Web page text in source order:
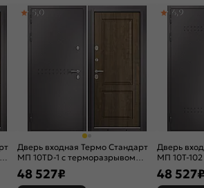
2
Дверь входная Термо Стандарт
МП 10TD-1 с терморазрывом
Шоколад букле/Орех грецкий, 2
замка, с ночной задвижкой
5,0
48 527₽
Дверь
МП 10T-
Шоколад
замка, с
4,9
48 527₽